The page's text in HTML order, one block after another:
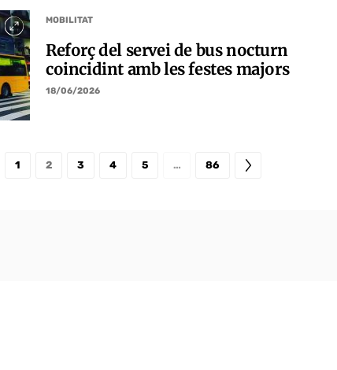
MOBILITAT
Reforç del servei de bus nocturn
coincidint amb les festes majors
18/06/2026
1 2 3 4 5 … 86